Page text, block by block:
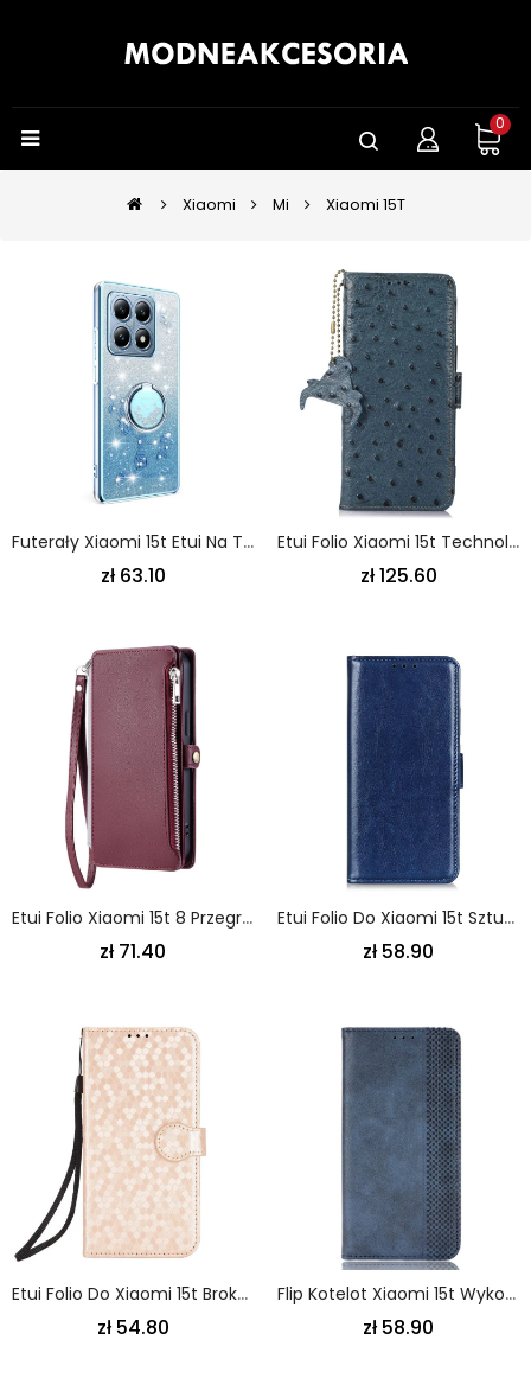
0
Xiaomi Mi Xiaomi 15T
Futerały Xiaomi 15t Etui Na Telefon Kryształki Kadem
zł 63.10
Etui Folio Xiaomi 15t Technologia Rfid Z Prawdziwej Skóry
zł 125.60
Etui Folio Xiaomi 15t 8 Przegródek Na Karty Etui Ochronne
zł 71.40
Etui Folio Do Xiaomi 15t Sztuczna Skóra Lakierowana
zł 58.90
Etui Folio Do Xiaomi 15t Brokatowe Kropki
zł 54.80
Flip Kotelot Xiaomi 15t Wykończenia W Stylu Vintage
zł 58.90